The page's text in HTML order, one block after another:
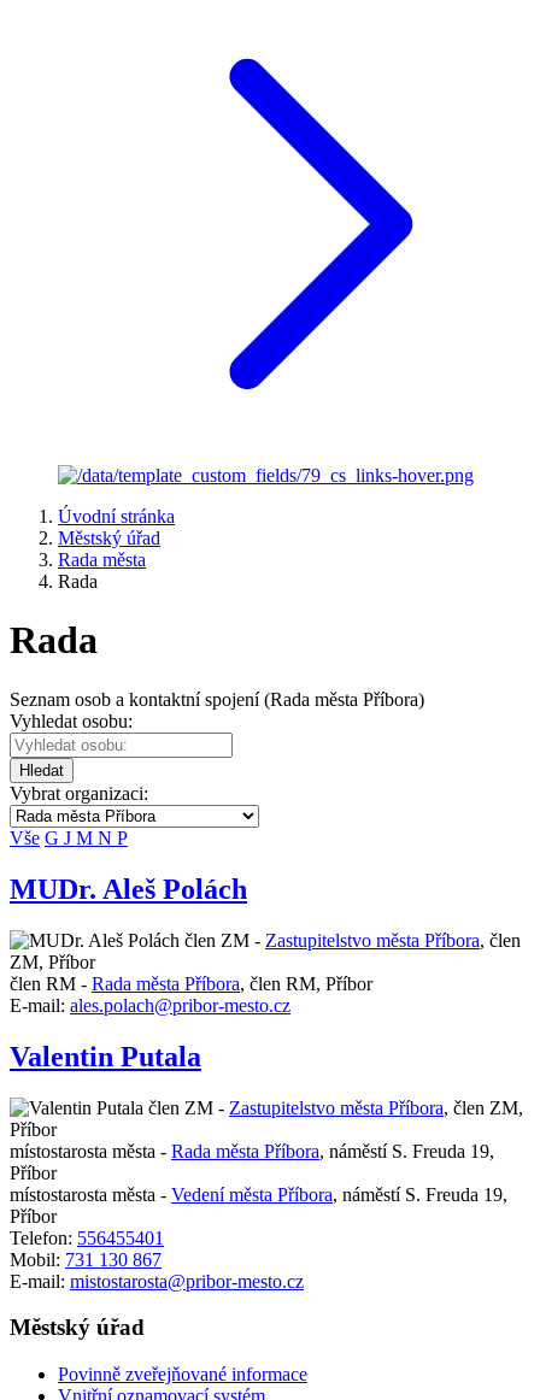
Úvodní stránka
Městský úřad
Rada města
Rada
Rada
Seznam osob a kontaktní spojení (Rada města Příbora)
Vyhledat osobu:
Hledat
Vybrat organizaci:
Vše G J M N P
MUDr. Aleš Polách
člen ZM - Zastupitelstvo města Příbora, člen
ZM, Příbor
člen RM - Rada města Příbora, člen RM, Příbor
E-mail: ales.polach@pribor-mesto.cz
Valentin Putala
člen ZM - Zastupitelstvo města Příbora, člen ZM,
Příbor
místostarosta města - Rada města Příbora, náměstí S. Freuda 19,
Příbor
místostarosta města - Vedení města Příbora, náměstí S. Freuda 19,
Příbor
Telefon: 556455401
Mobil: 731 130 867
E-mail: mistostarosta@pribor-mesto.cz
Městský úřad
Povinně zveřejňované informace
Vnitřní oznamovací systém